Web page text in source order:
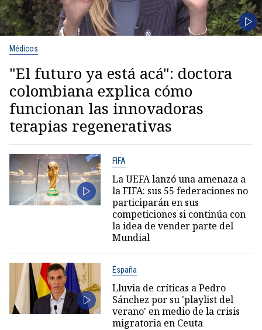
Médicos
"El futuro ya está acá": doctora
colombiana explica cómo
funcionan las innovadoras
terapias regenerativas
FIFA
La UEFA lanzó una amenaza a
la FIFA: sus 55 federaciones no
participarán en sus
competiciones si continúa con
la idea de vender parte del
Mundial
España
Lluvia de críticas a Pedro
Sánchez por su 'playlist del
verano' en medio de la crisis
migratoria en Ceuta